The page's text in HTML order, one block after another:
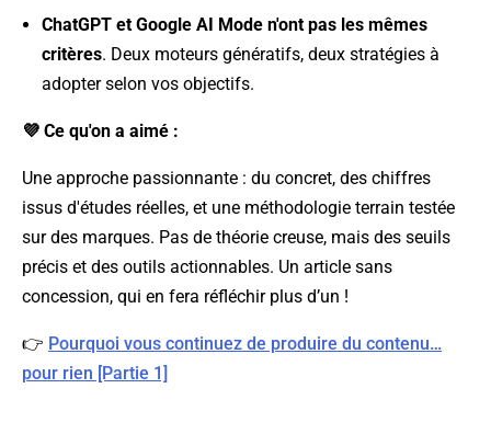
ChatGPT et Google AI Mode n'ont pas les mêmes
critères. Deux moteurs génératifs, deux stratégies à
adopter selon vos objectifs.
💜 Ce qu'on a aimé :
Une approche passionnante : du concret, des chiffres
issus d'études réelles, et une méthodologie terrain testée
sur des marques. Pas de théorie creuse, mais des seuils
précis et des outils actionnables. Un article sans
concession, qui en fera réfléchir plus d’un !
👉 Pourquoi vous continuez de produire du contenu…
pour rien [Partie 1]